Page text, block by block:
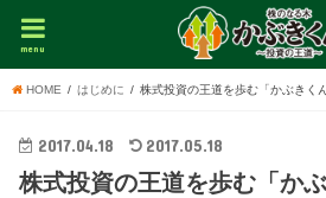
menu
HOME はじめに 株式投資の王道を歩む「かぶきく
2017.04.18 2017.05.18
株式投資の王道を歩む「か